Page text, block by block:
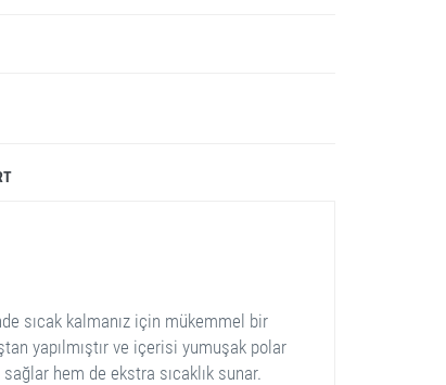
sıcak kalmanız için mükemmel bir
yapılmıştır ve içerisi yumuşak polar
hem de ekstra sıcaklık sunar.